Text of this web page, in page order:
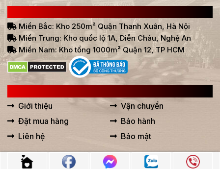
Miền Bắc: Kho 250m² Quận Thanh Xuân, Hà Nội
Miền Trung: Kho quốc lộ 1A, Diễn Châu, Nghệ An
Miền Nam: Kho tổng 1000m² Quận 12, TP HCM
Giới thiệu
Đặt mua hàng
Liên hệ
Vận chuyển
Bảo hành
Bảo mật